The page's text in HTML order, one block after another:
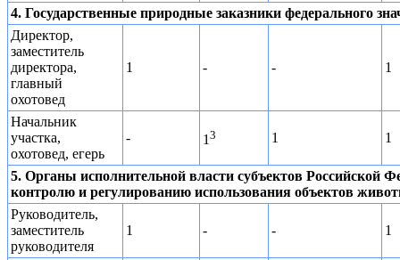
4. Государственные природные заказники федерального
Директор,
заместитель
директора,
главный
охотовед
1 - - 1
Начальник
участка,
охотовед, егерь
- 13 1 1
5. Органы исполнительной власти субъектов Российской
контролю и регулированию использования объектов
Руководитель,
заместитель
руководителя
1 - - 1